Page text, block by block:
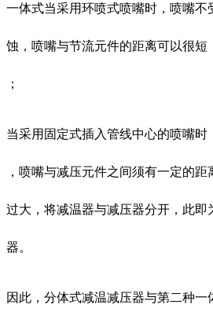
一体式当采用环喷式喷嘴时，喷嘴不
蚀，喷嘴与节流元件的距离可以很短
；
当采用固定式插入管线中心的喷嘴时
，喷嘴与减压元件之间须有一定的
过大，将减温器与减压器分开，此即
器。
因此，分体式减温减压器与第二种